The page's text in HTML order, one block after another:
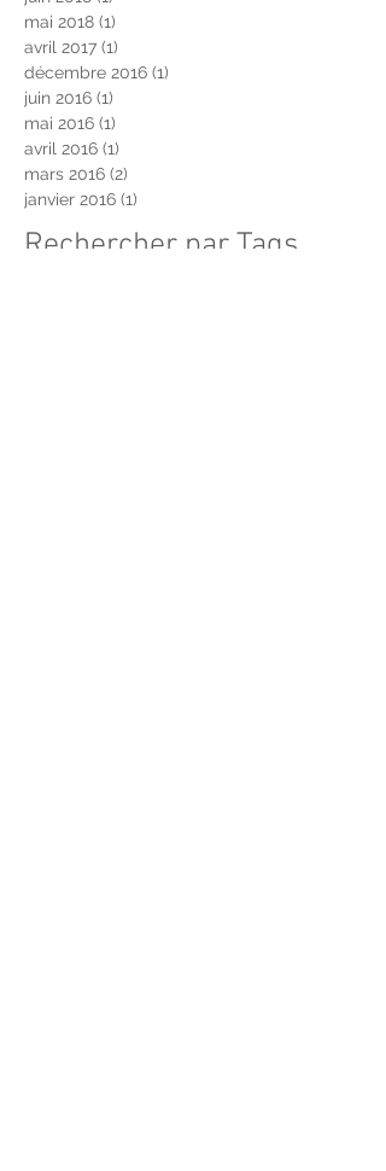
Rechercher par Tags
mai 2018 (1)
avril 2017 (1)
décembre 2016 (1)
juin 2016 (1)
mai 2016 (1)
avril 2016 (1)
mars 2016 (2)
janvier 2016 (1)